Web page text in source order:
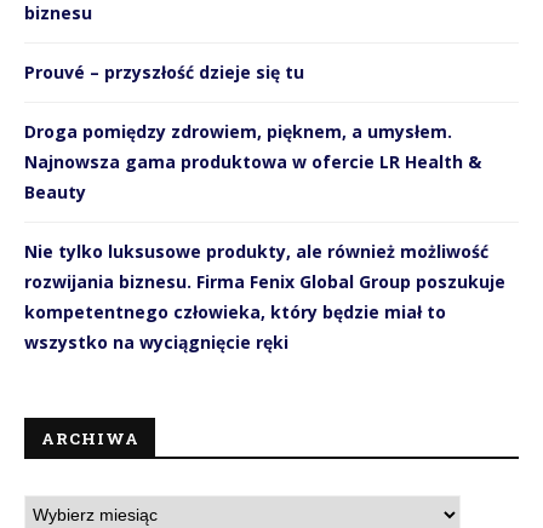
biznesu
Prouvé – przyszłość dzieje się tu
Droga pomiędzy zdrowiem, pięknem, a umysłem.
Najnowsza gama produktowa w ofercie LR Health &
Beauty
Nie tylko luksusowe produkty, ale również możliwość
rozwijania biznesu. Firma Fenix Global Group poszukuje
kompetentnego człowieka, który będzie miał to
wszystko na wyciągnięcie ręki
ARCHIWA